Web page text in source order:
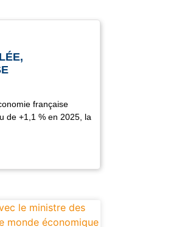
française
de +1,1 % en 2025, la